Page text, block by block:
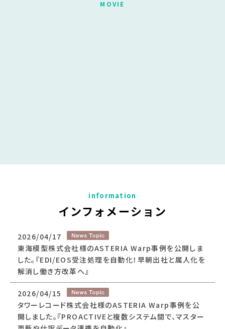
インフォメーション
2026/04/17
東海模型株式会社様のASTERIA Warp事例を公開しま
した。『EDI/EOS受注処理を自動化！早朝出社と属人化を
解消し働き方改革へ』
2026/04/15
タワーレコード株式会社様のASTERIA Warp事例を公
開しました。『PROACTIVEと複数システム間で、マスター